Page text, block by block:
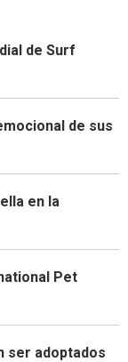
de Surf
de sus
en la
Pet
ser adoptados